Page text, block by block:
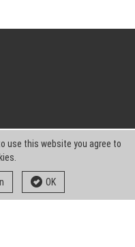
use this website you agree to
OK